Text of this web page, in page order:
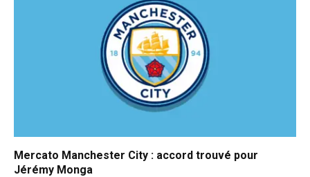
Mercato Manchester City : accord trouvé pour
Jérémy Monga